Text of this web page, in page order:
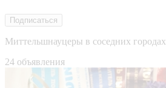
Подписаться
Миттельшнауцеры в соседних городах
24 объявления